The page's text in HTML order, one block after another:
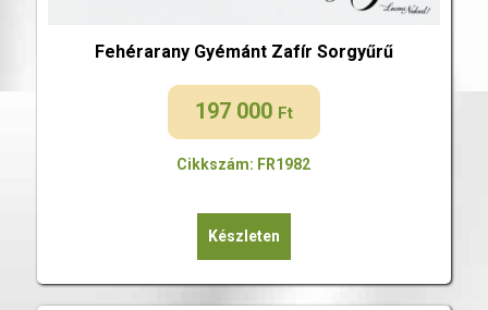
Fehérarany Gyémánt Zafír Sorgyűrű
197 000 Ft
Cikkszám: FR1982
Készleten